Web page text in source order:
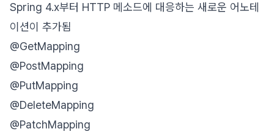
Spring 4.x부터 HTTP 메소드에 대응하는 새로운 어노테
이션이 추가됨
@GetMapping
@PostMapping
@PutMapping
@DeleteMapping
@PatchMapping